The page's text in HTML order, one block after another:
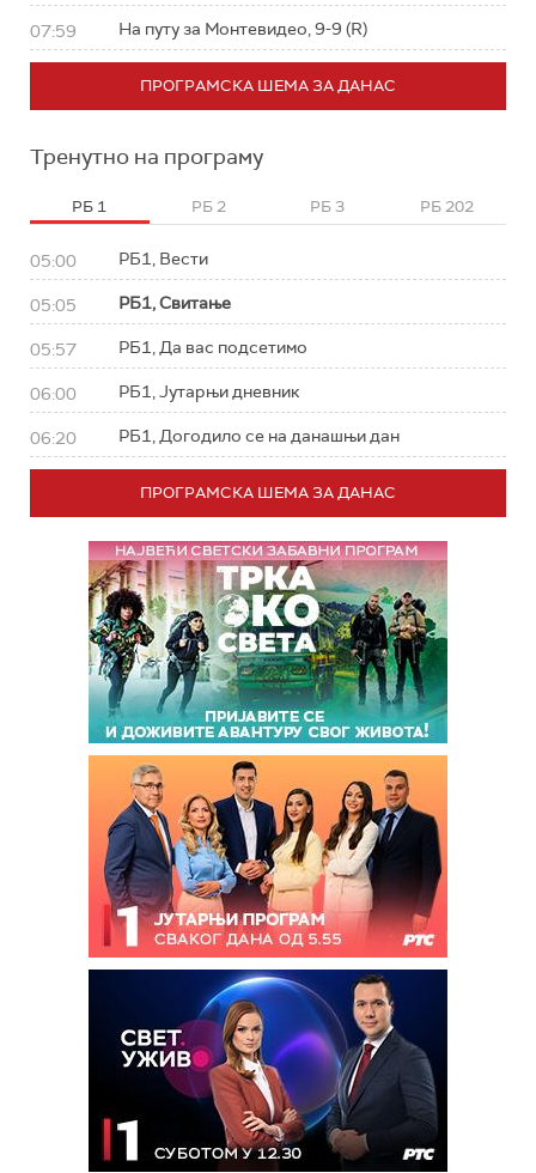
07:59 На путу за Монтевидео, 9-9 (R)
ПРОГРАМСКА ШЕМА ЗА ДАНАС
Тренутно на програму
РБ 1 РБ 2 РБ 3 РБ 202
05:00 РБ1, Вести
05:05 РБ1, Свитање
05:57 РБ1, Да вас подсетимо
06:00 РБ1, Јутарњи дневник
06:20 РБ1, Догодило се на данашњи дан
ПРОГРАМСКА ШЕМА ЗА ДАНАС